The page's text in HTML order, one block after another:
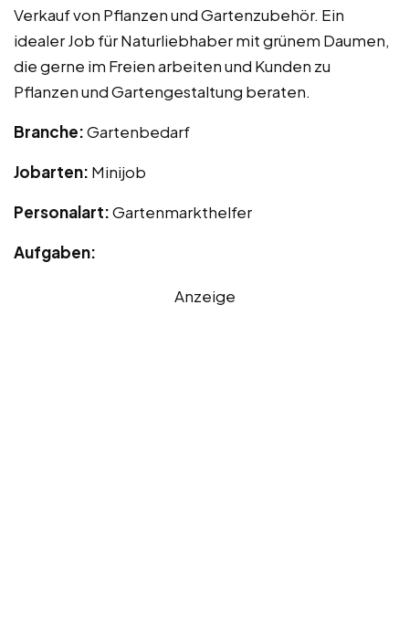
Verkauf von Pflanzen und Gartenzubehör. Ein
idealer Job für Naturliebhaber mit grünem Daumen,
die gerne im Freien arbeiten und Kunden zu
Pflanzen und Gartengestaltung beraten.
Branche:Gartenbedarf
Jobarten: Minijob
Personalart:Gartenmarkthelfer
Aufgaben:
Anzeige